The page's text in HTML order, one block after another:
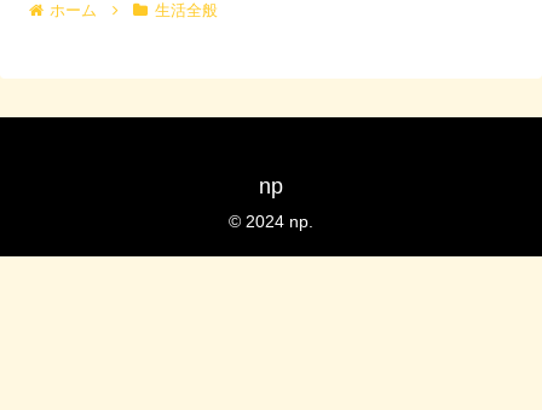
ホーム 生活全般
np
© 2024 np.